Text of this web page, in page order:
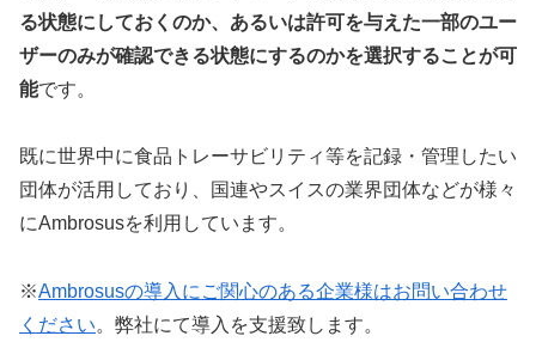
る状態にしておくのか、あるいは許可を与えた一部のユー
ザーのみが確認できる状態にするのかを選択することが可
能です。
既に世界中に食品トレーサビリティ等を記録・管理したい
団体が活用しており、国連やスイスの業界団体などが様々
にAmbrosusを利用しています。
※Ambrosusの導入にご関心のある企業様はお問い合わせ
ください。弊社にて導入を支援致します。